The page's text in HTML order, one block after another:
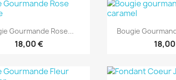
Aperçu rapide
Gourmande Rose...
18,00 €

Bougie